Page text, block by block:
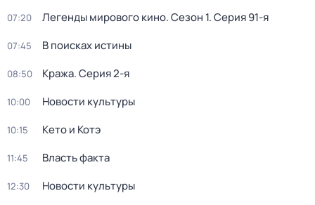
07:20 Легенды мирового кино. Сезон 1. Серия 91-я
07:45 В поисках истины
08:50 Кража. Серия 2-я
10:00 Новости культуры
10:15 Кето и Котэ
11:45 Власть факта
12:30 Новости культуры